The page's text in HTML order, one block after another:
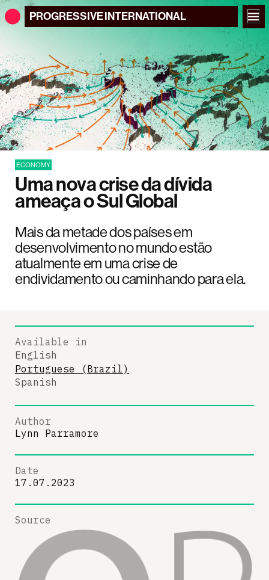
PROGRESSIVEINTERNATIONAL
ECONOMY
Uma nova crise da dívida
ameaça o Sul Global
Mais da metade dos países em
desenvolvimento no mundo estão
atualmente em uma crise de
endividamento ou caminhando para ela.
Available in
English
Portuguese (Brazil)
Spanish
Author
Lynn Parramore
Date
17.07.2023
Source